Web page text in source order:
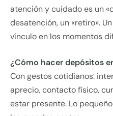
atención y cuidado es un
desatención, un «retiro».
vínculo en los momentos
¿Cómo hacer depósitos
Con gestos cotidianos:
aprecio, contacto físico,
estar presente. Lo